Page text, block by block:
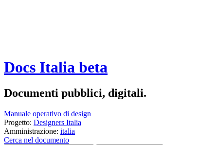
Docs Italia beta
Documenti pubblici, digitali.
Manuale operativo di design
Progetto: Designers Italia
Amministrazione: italia
Cerca nel documento